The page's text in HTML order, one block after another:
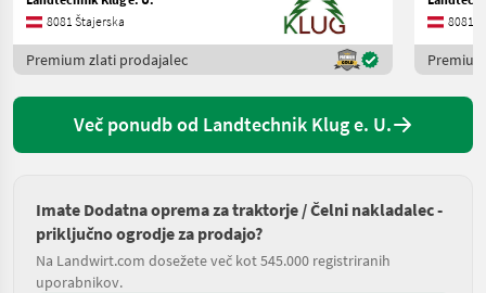
8081 Štajerska
Premium zlati prodajalec
8081
Več ponudb od Landtechnik Klug e. U.
Imate Dodatna oprema za traktorje / Čelni nakladalec -
priključno ogrodje za prodajo?
Na Landwirt.com dosežete več kot 545.000 registriranih
uporabnikov.